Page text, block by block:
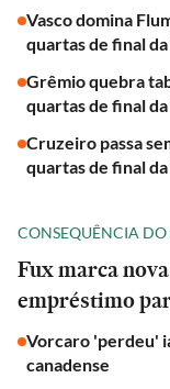
Vasco domina
quartas de final
Grêmio quebra
quartas de final
Cruzeiro passa
quartas de final
CONSEQUÊNCIA DO
Fux marca
empréstimo
Vorcaro 'perdeu'
canadense